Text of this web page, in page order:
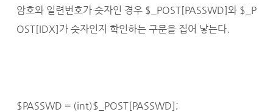
암호와 일련번호가 숫자인 경우 $_POST[PASSWD]와 $_P
OST[IDX]가 숫자인지 학인하는 구문을 집어 낳는다.
$PASSWD = (int)$_POST[PASSWD];